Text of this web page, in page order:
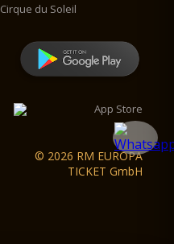
Cirque du Soleil
© 2026 RM EUROPA
TICKET GmbH